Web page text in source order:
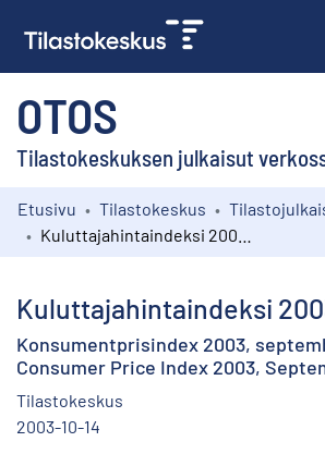
OTOS
Tilastokeskuksen julkaisut
Kokoelmat
Etusivu Tilastokeskus
Kuluttajahintaindeksi
Konsumentprisindex 2003,
Consumer Price Index 2003,
Tilastokeskus
2003-10-14